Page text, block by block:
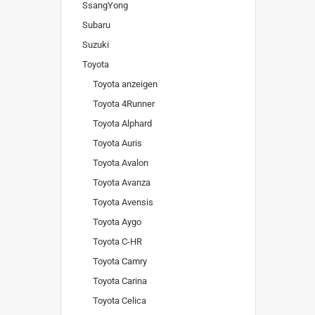
SsangYong
Subaru
Suzuki
Toyota
Toyota anzeigen
Toyota 4Runner
Toyota Alphard
Toyota Auris
Toyota Avalon
Toyota Avanza
Toyota Avensis
Toyota Aygo
Toyota C-HR
Toyota Camry
Toyota Carina
Toyota Celica